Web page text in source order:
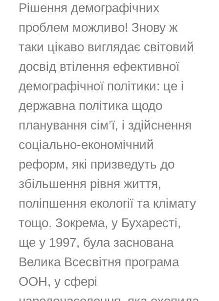
Рішення демографічних
проблем можливо! Знову ж
таки цікаво виглядає світовий
досвід втілення ефективної
демографічної політики: це і
державна політика щодо
планування сім’ї, і здійснення
соціально-економічний
реформ, які призведуть до
збільшення рівня життя,
поліпшення екології та клімату
тощо. Зокрема, у Бухаресті,
ще у 1997, була заснована
Велика Всесвітня програма
ООН, у сфері